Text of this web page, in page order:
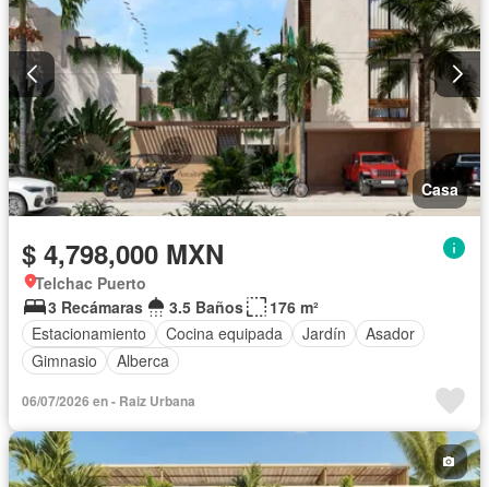
Casa
$ 4,798,000 MXN
Telchac Puerto
3 Recámaras
3.5 Baños
176 m²
Estacionamiento
Cocina equipada Jardín
Asador
Gimnasio
Alberca
06/07/2026 en - Raiz Urbana